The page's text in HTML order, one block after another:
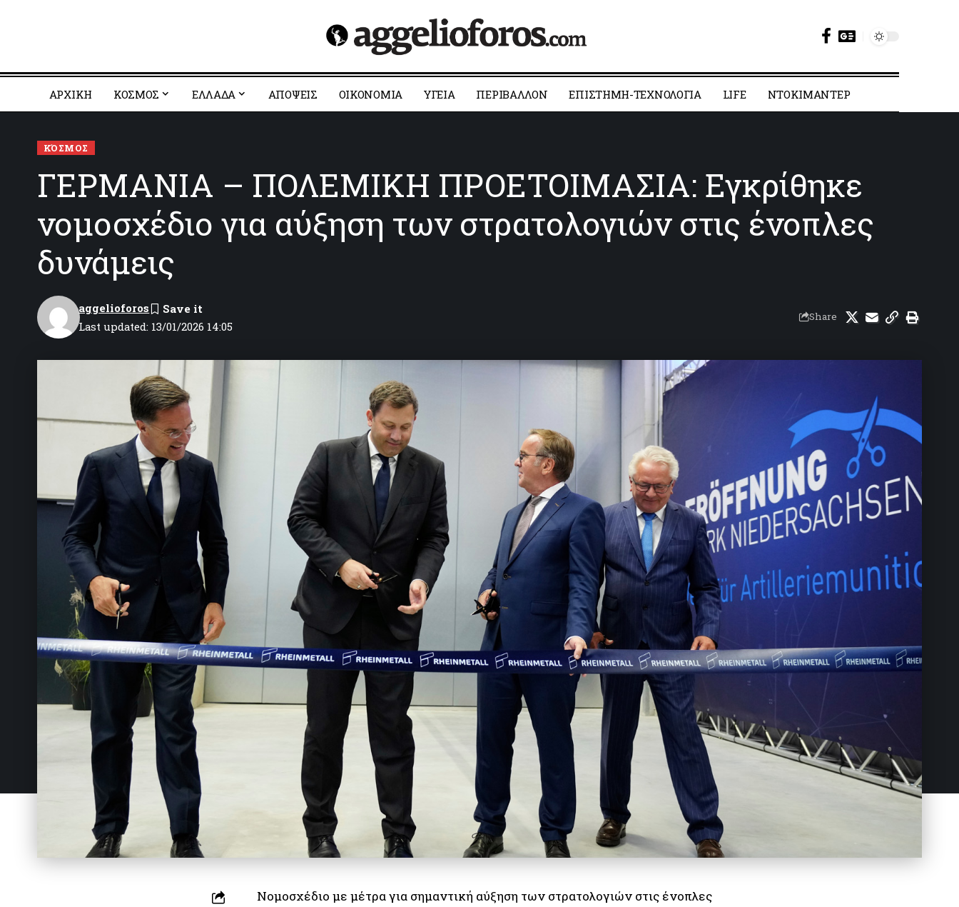
ΑΡΧΙΚΗ ΚΟΣΜΟΣ EΛΛΑΔΑ ΑΠΟΨΕΙΣ ΟΙΚΟΝΟΜΙΑ YΓΕΙΑ ΠΕΡΙΒΑΛΛΟΝ ΕΠΙΣΤΗΜΗ-ΤΕΧΝΟΛΟΓΙΑ LIFE ΝΤΟΚΙΜΑΝΤΕΡ
ΚΌΣΜΟΣ
ΓΕΡΜΑΝΙΑ – ΠΟΛΕΜΙΚΗ ΠΡΟΕΤΟΙΜΑΣΙΑ: Εγκρίθηκε
νομοσχέδιο για αύξηση των στρατολογιών στις ένοπλες
δυνάμεις
Last updated: 13/01/2026 14:05
aggelioforos
Share
Νομοσχέδιο με μέτρα για σημαντική αύξηση των στρατολογιών στις ένοπλες